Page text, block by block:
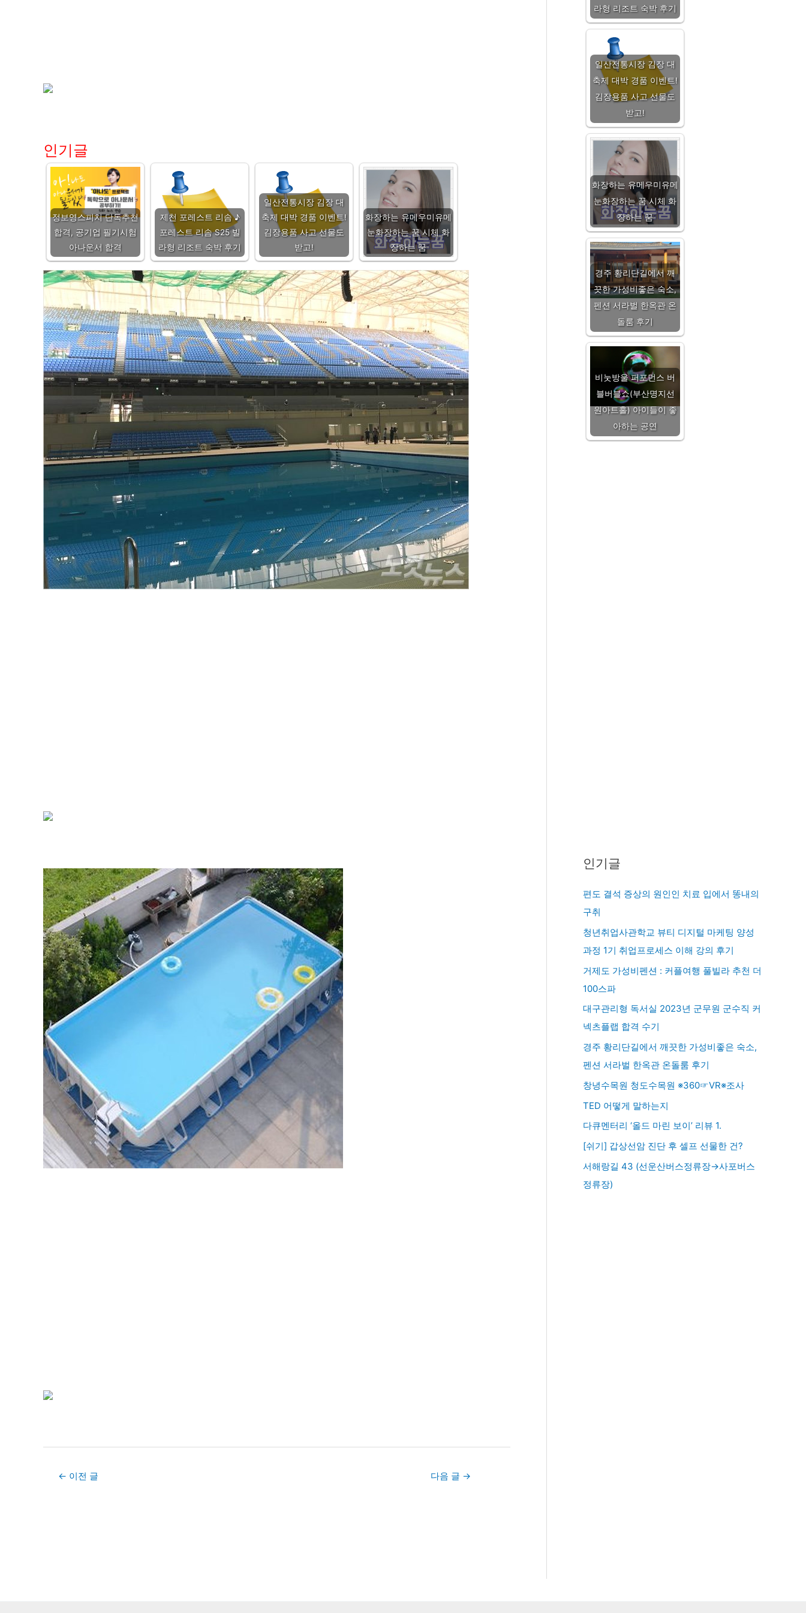
인기글
정보영스피치 단독추천
합격, 공기업 필기시험
아나운서 합격
제천 포레스트 리솜 ♪
포레스트 리솜 S25 빌
라형 리조트 숙박 후기
일산전통시장 김장 대
축제 대박 경품 이벤트!
김장용품 사고 선물도
받고!
화장하는 유메우미유메
눈화장하는 꿈 시체 화
장하는 꿈
Post← 이전 글 다음 글 →
라형 리조트 숙박 후기
일산전통시장 김장 대
축제 대박 경품 이벤트!
김장용품 사고 선물도
받고!
화장하는 유메우미유메
눈화장하는 꿈 시체 화
장하는 꿈
경주 황리단길에서 깨
끗한 가성비좋은 숙소,
펜션 서라벌 한옥관 온
돌룸 후기
비눗방울 퍼포먼스 버
블버블쇼(부산명지선
원아트홀) 아이들이 좋
아하는 공연
인기글
편도 결석 증상의 원인인 치료 입에서 똥내의
구취
청년취업사관학교 뷰티 디지털 마케팅 양성
과정 1기 취업프로세스 이해 강의 후기
거제도 가성비펜션 : 커플여행 풀빌라 추천 더
100스파
대구관리형 독서실 2023년 군무원 군수직 커
넥츠플랩 합격 수기
경주 황리단길에서 깨끗한 가성비좋은 숙소,
펜션 서라벌 한옥관 온돌룸 후기
창녕수목원 청도수목원 ※360☞VR※조사
TED 어떻게 말하는지
다큐멘터리 ‘올드 마린 보이’ 리뷰 1.
[쉬기] 갑상선암 진단 후 셀프 선물한 건?
서해랑길 43 (선운산버스정류장→사포버스
정류장)